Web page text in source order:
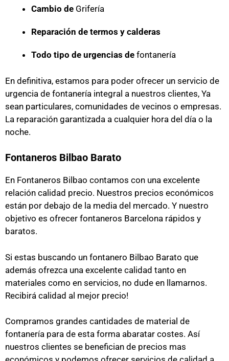
Cambio de Grifería
Reparación de termos y calderas
Todo tipo de urgencias de fontanería
En definitiva, estamos para poder ofrecer un servicio de
urgencia de fontanería integral a nuestros clientes, Ya
sean particulares, comunidades de vecinos o empresas.
La reparación garantizada a cualquier hora del día o la
noche.
Fontaneros Bilbao Barato
En Fontaneros Bilbao contamos con una excelente
relación calidad precio. Nuestros precios económicos
están por debajo de la media del mercado. Y nuestro
objetivo es ofrecer fontaneros Barcelona rápidos y
baratos.
Si estas buscando un fontanero Bilbao Barato que
además ofrezca una excelente calidad tanto en
materiales como en servicios, no dude en llamarnos.
Recibirá calidad al mejor precio!
Compramos grandes cantidades de material de
fontanería para de esta forma abaratar costes. Así
nuestros clientes se benefician de precios mas